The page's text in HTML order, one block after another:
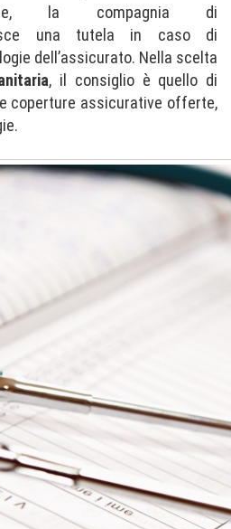
la compagnia di
una tutela in caso di
dell’assicurato. Nella scelta
, il consiglio è quello di
coperture assicurative offerte,